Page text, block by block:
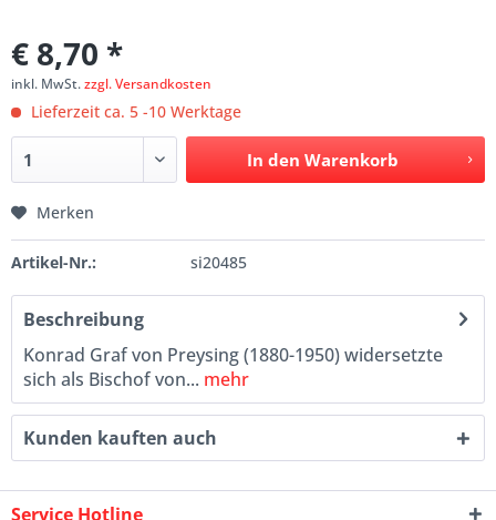
€ 8,70 *
inkl. MwSt.zzgl. Versandkosten
Lieferzeit ca. 5 -10 Werktage
In den Warenkorb
Merken
Artikel-Nr.: si20485
Beschreibung
Konrad Graf von Preysing (1880-1950) widersetzte
sich als Bischof von... mehr
Kunden kauften auch
Service Hotline